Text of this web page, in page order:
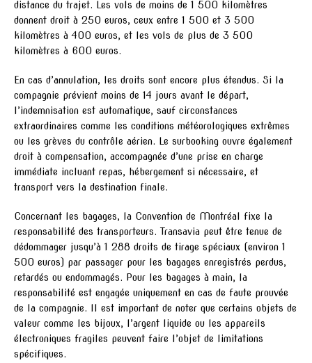
distance du trajet. Les vols de moins de 1 500 kilomètres
donnent droit à 250 euros, ceux entre 1 500 et 3 500
kilomètres à 400 euros, et les vols de plus de 3 500
kilomètres à 600 euros.
En cas d’annulation, les droits sont encore plus étendus. Si la
compagnie prévient moins de 14 jours avant le départ,
l’indemnisation est automatique, sauf circonstances
extraordinaires comme les conditions météorologiques extrêmes
ou les grèves du contrôle aérien. Le surbooking ouvre également
droit à compensation, accompagnée d’une prise en charge
immédiate incluant repas, hébergement si nécessaire, et
transport vers la destination finale.
Concernant les bagages, la Convention de Montréal fixe la
responsabilité des transporteurs. Transavia peut être tenue de
dédommager jusqu’à 1 288 droits de tirage spéciaux (environ 1
500 euros) par passager pour les bagages enregistrés perdus,
retardés ou endommagés. Pour les bagages à main, la
responsabilité est engagée uniquement en cas de faute prouvée
de la compagnie. Il est important de noter que certains objets de
valeur comme les bijoux, l’argent liquide ou les appareils
électroniques fragiles peuvent faire l’objet de limitations
spécifiques.